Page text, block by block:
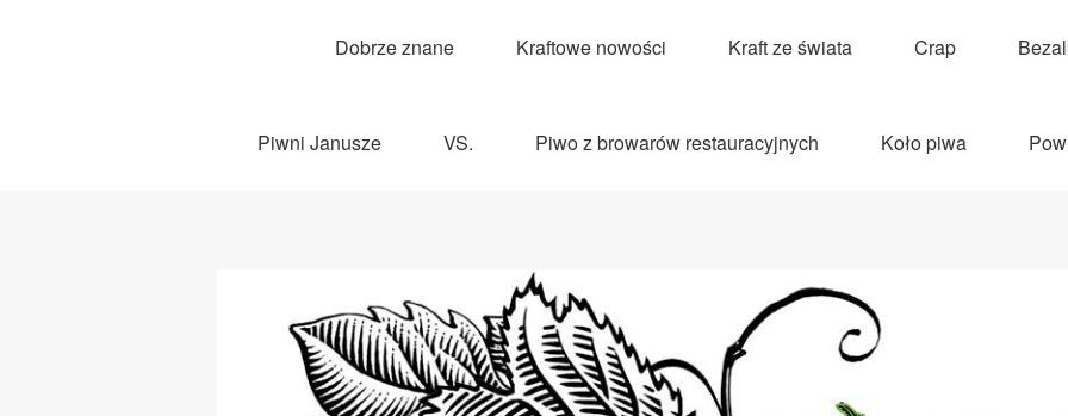
Dobrze znane Kraftowe nowości Kraft ze świata Crap
Piwni Janusze VS. Piwo z browarów restauracyjnych Koło piwa